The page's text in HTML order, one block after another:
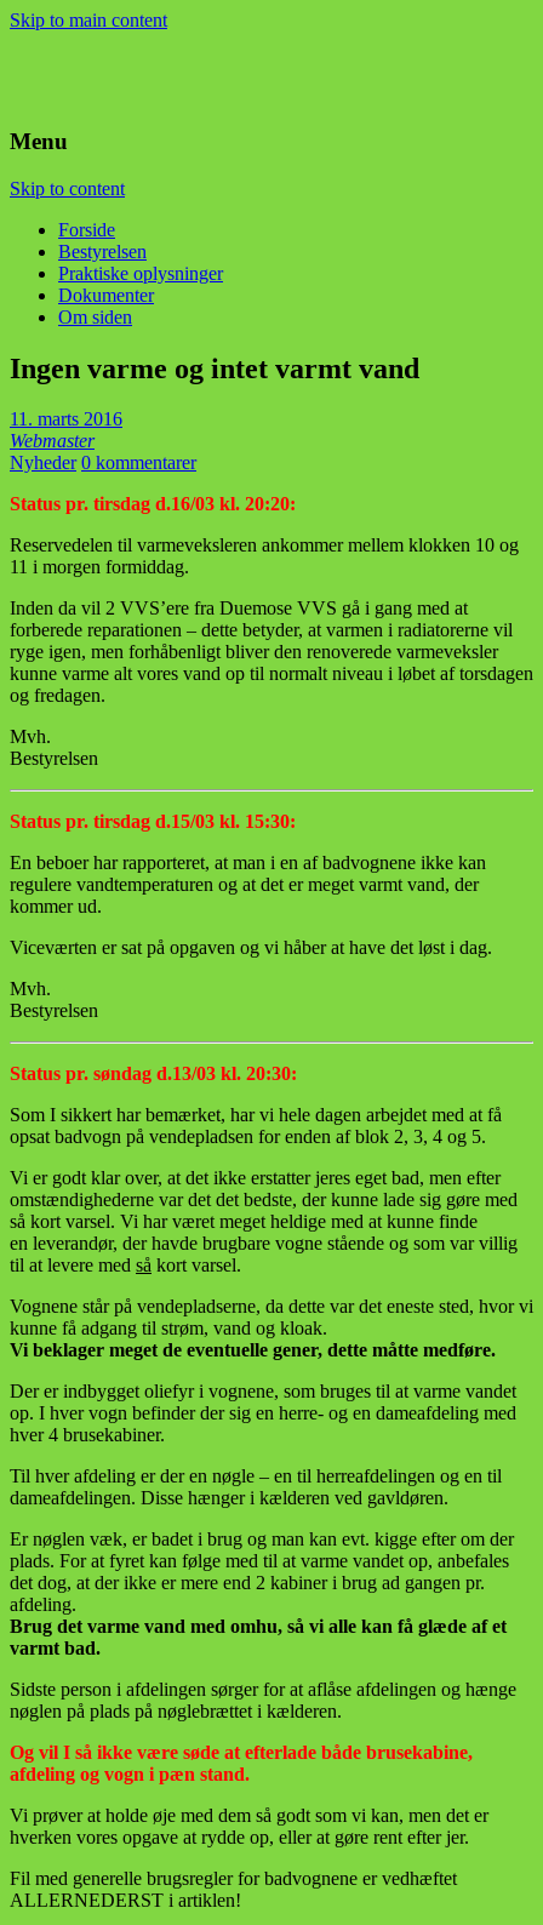
Skip to main content
Menu
Skip to content
Forside
Bestyrelsen
Praktiske oplysninger
Dokumenter
Om siden
Ingen varme og intet varmt vand
11. marts 2016
Webmaster
Nyheder 0 kommentarer
Status pr. tirsdag d.16/03 kl. 20:20:
Reservedelen til varmeveksleren ankommer mellem klokken 10 og
11 i morgen formiddag.
Inden da vil 2 VVS’ere fra Duemose VVS gå i gang med at
forberede reparationen – dette betyder, at varmen i radiatorerne vil
ryge igen, men forhåbenligt bliver den renoverede varmeveksler
kunne varme alt vores vand op til normalt niveau i løbet af torsdagen
og fredagen.
Mvh.
Bestyrelsen
Status pr. tirsdag d.15/03 kl. 15:30:
En beboer har rapporteret, at man i en af badvognene ikke kan
regulere vandtemperaturen og at det er meget varmt vand, der
kommer ud.
Viceværten er sat på opgaven og vi håber at have det løst i dag.
Mvh.
Bestyrelsen
Status pr. søndag d.13/03 kl. 20:30:
Som I sikkert har bemærket, har vi hele dagen arbejdet med at få
opsat badvogn på vendepladsen for enden af blok 2, 3, 4 og 5.
Vi er godt klar over, at det ikke erstatter jeres eget bad, men efter
omstændighederne var det det bedste, der kunne lade sig gøre med
så kort varsel. Vi har været meget heldige med at kunne finde
en leverandør, der havde brugbare vogne stående og som var villig
til at levere med så kort varsel.
Vognene står på vendepladserne, da dette var det eneste sted, hvor vi
kunne få adgang til strøm, vand og kloak.
Vi beklager meget de eventuelle gener, dette måtte medføre.
Der er indbygget oliefyr i vognene, som bruges til at varme vandet
op. I hver vogn befinder der sig en herre- og en dameafdeling med
hver 4 brusekabiner.
Til hver afdeling er der en nøgle – en til herreafdelingen og en til
dameafdelingen. Disse hænger i kælderen ved gavldøren.
Er nøglen væk, er badet i brug og man kan evt. kigge efter om der
plads. For at fyret kan følge med til at varme vandet op, anbefales
det dog, at der ikke er mere end 2 kabiner i brug ad gangen pr.
afdeling.
Brug det varme vand med omhu, så vi alle kan få glæde af et
varmt bad.
Sidste person i afdelingen sørger for at aflåse afdelingen og hænge
nøglen på plads på nøglebrættet i kælderen.
Og vil I så ikke være søde at efterlade både brusekabine,
afdeling og vogn i pæn stand.
Vi prøver at holde øje med dem så godt som vi kan, men det er
hverken vores opgave at rydde op, eller at gøre rent efter jer.
Fil med generelle brugsregler for badvognene er vedhæftet
ALLERNEDERST i artiklen!